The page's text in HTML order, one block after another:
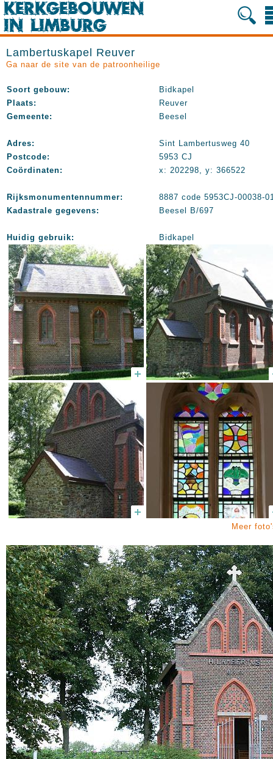
Lambertuskapel Reuver
Ga naar de site van de patroonheilige
Soort gebouw:
Bidkapel
Plaats:
Reuver
Gemeente:
Beesel
Adres:
Sint Lambertusweg 40
Postcode:
5953 CJ
Coördinaten:
x: 202298, y: 366522
Rijksmonumentennummer:
8887 code 5953CJ-00038-
Kadastrale gegevens:
Beesel B/697
Huidig gebruik: Bidkapel
Meer